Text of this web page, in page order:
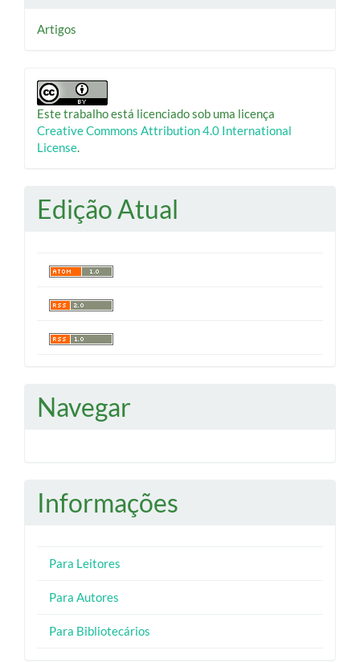
Artigos
Este trabalho está licenciado sob uma licença
Creative Commons Attribution 4.0 International
License.
Edição Atual
Navegar
Informações
Para Leitores
Para Autores
Para Bibliotecários